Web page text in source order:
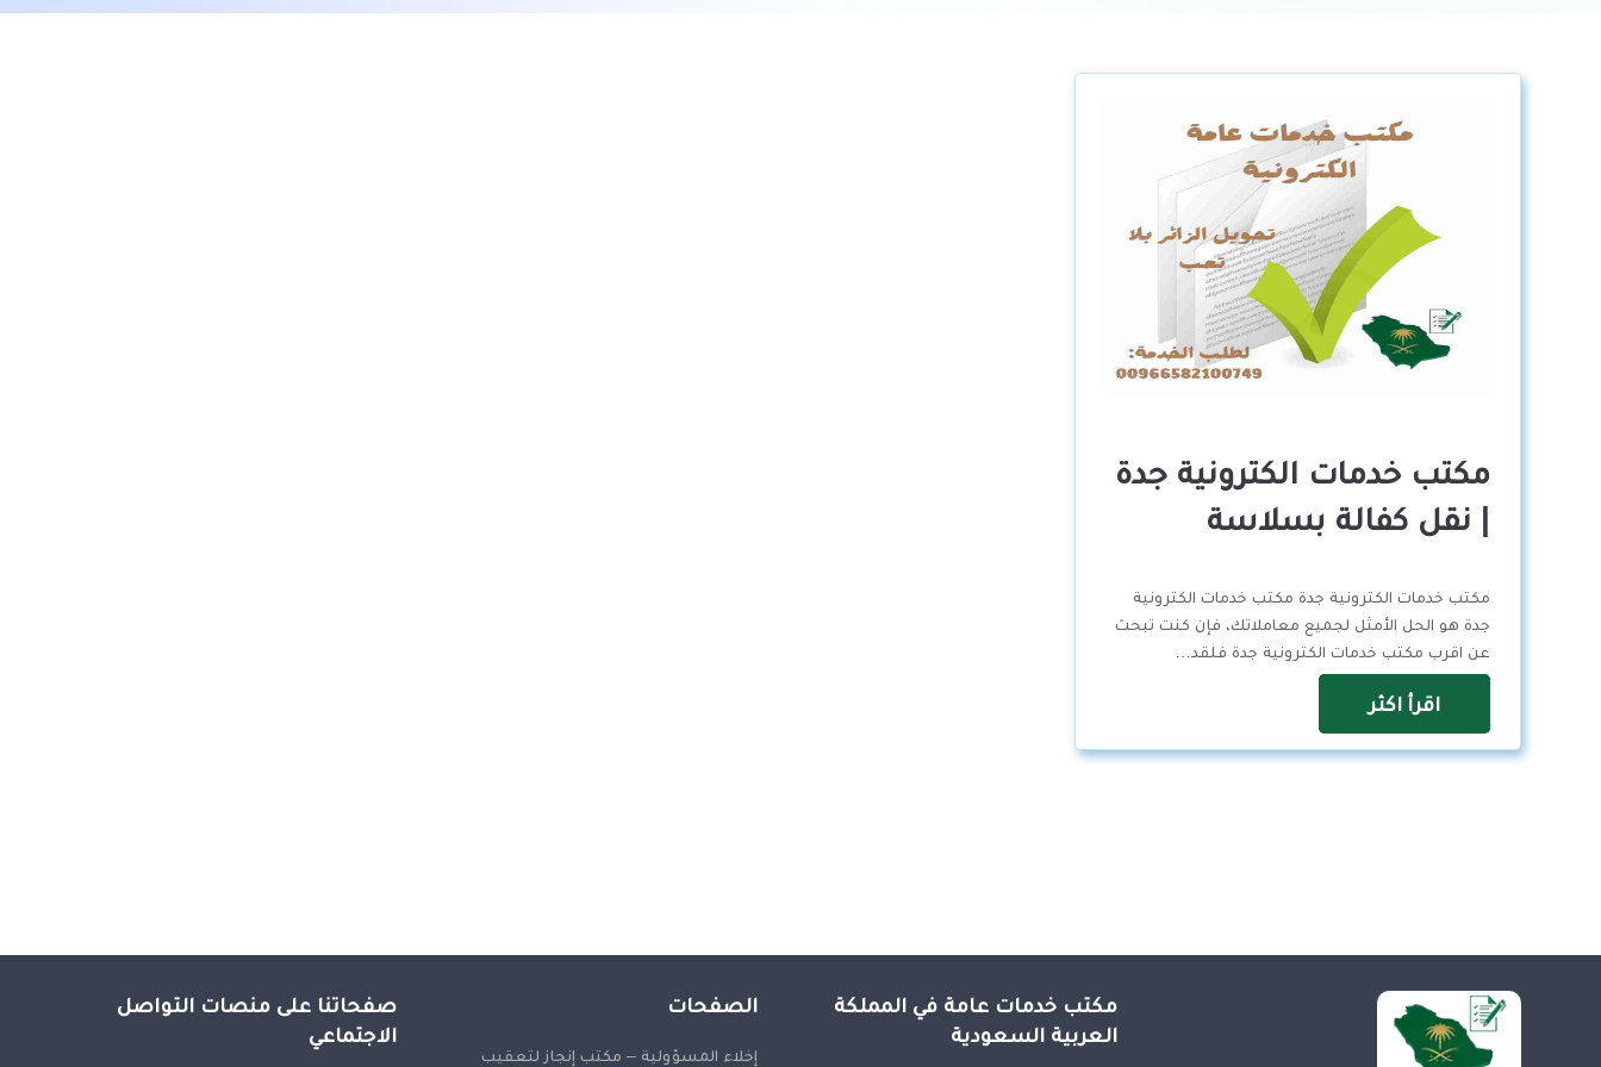
مكتب خدمات الكترونية جدة
| نقل كفالة بسلاسة
مكتب خدمات الكترونية جدة مكتب خدمات الكترونية
جدة هو الحل الأمثل لجميع معاملاتك، فإن كنت تبحث
عن اقرب مكتب خدمات الكترونية جدة فلقد…
اقرأ اكثر
مكتب خدمات عامة في المملكة
العربية السعودية
الصفحات
إخلاء المسؤولية – مكتب إنجاز لتعقيب
صفحاتنا على منصات التواصل
الاجتماعي